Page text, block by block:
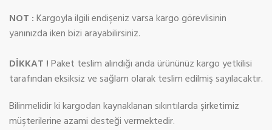
NOT :Kargoyla ilgili endişeniz varsa kargo görevlisinin
yanınızda iken bizi arayabilirsiniz.
DİKKAT !Paket teslim alındığı anda ürününüz kargo yetkilisi
tarafından eksiksiz ve sağlam olarak teslim edilmiş sayılacaktır.
Bilinmelidir ki kargodan kaynaklanan sıkıntılarda şirketimiz
müşterilerine azami desteği vermektedir.